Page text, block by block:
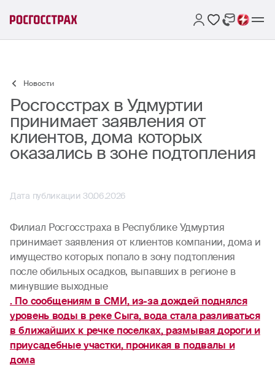
Новости
Росгосстрах в Удмуртии
принимает заявления от
клиентов, дома которых
оказались в зоне подтопления
Дата публикации 30.06.2026
Филиал Росгосстраха в Республике Удмуртия
принимает заявления от клиентов компании, дома и
имущество которых попало в зону подтопления
после обильных осадков, выпавших в регионе в
минувшие выходные
. По сообщениям в СМИ, из-за дождей поднялся
уровень воды в реке Сыга, вода стала разливаться
в ближайших к речке поселках, размывая дороги и
приусадебные участки, проникая в подвалы и
дома